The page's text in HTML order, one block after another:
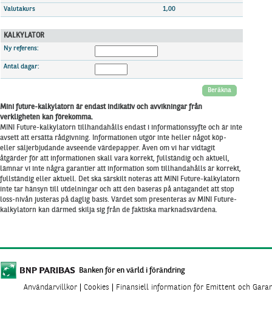
Valutakurs 1,00
KALKYLATOR
Ny referens:
Antal dagar:
Beräkna
Mini future-kalkylatorn är endast indikativ och avvikningar från
verkligheten kan förekomma.
MINI Future-kalkylatorn tillhandahålls endast i informationssyfte och är inte
avsett att ersätta rådgivning. Informationen utgör inte heller något köp-
eller säljerbjudande avseende värdepapper. Även om vi har vidtagit
åtgärder för att informationen skall vara korrekt, fullständig och aktuell,
lämnar vi inte några garantier att information som tillhandahålls är korrekt,
fullständig eller aktuell. Det ska särskilt noteras att MINI Future-kalkylatorn
inte tar hänsyn till utdelningar och att den baseras på antagandet att stop
loss-nivån justeras på daglig basis. Värdet som presenteras av MINI Future-
kalkylatorn kan därmed skilja sig från de faktiska marknadsvärdena.
Banken för en värld i förändring
Användarvillkor Cookies Finansiell information för Emittent och